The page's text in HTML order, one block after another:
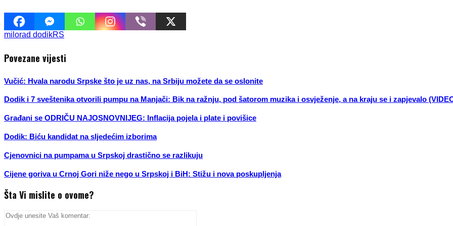
milorad dodikRS
Povezane vijesti
Vučić: Hvala narodu Srpske što je uz nas, na Srbiju možete da se oslonite
Dodik i 7 sveštenika otvorili pumpu na Manjači: Bik na ražnju, pod šatorom muzika i osvježenje, a na kraju se i zapjevalo
Građani se ODRIČU NAJOSNOVNIJEG: Inflacija pojela i plate i povišice
Dodik: Biću kandidat na sljedećim izborima
Cjenovnici na pumpama u Srpskoj drastično se razlikuju
Cijene goriva u Crnoj Gori niže nego u Srpskoj i BiH: Stižu i nova poskupljenja
Šta Vi mislite o ovome?